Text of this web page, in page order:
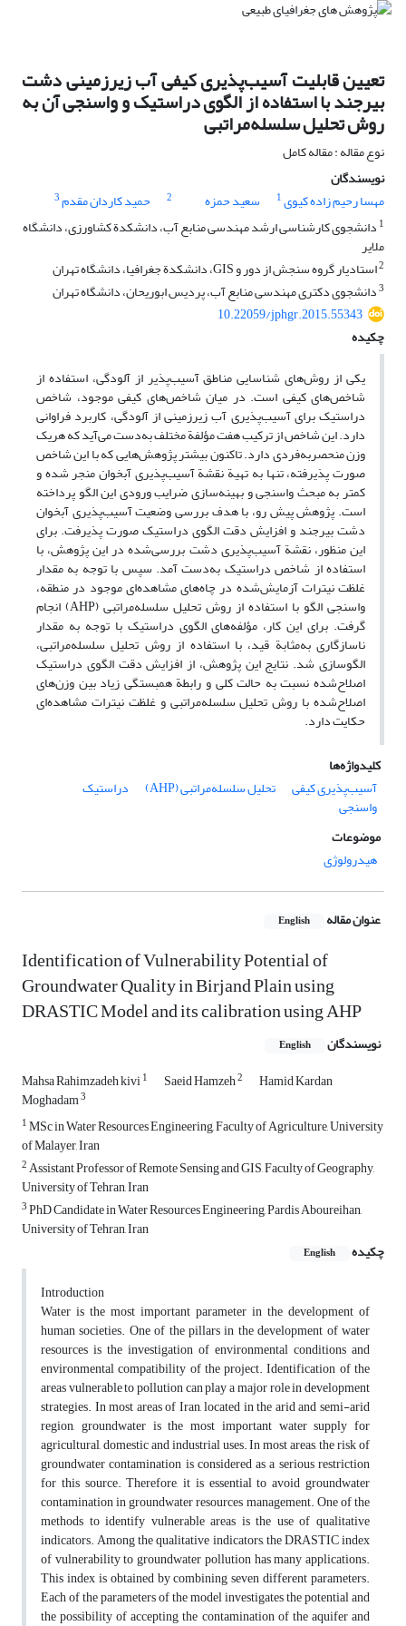
تعیین قابلیت آسیب‌پذیری کیفی آب زیرزمینی دشت
بیرجند با استفاده از الگوی دراستیک و واسنجی آن به
روش تحلیل سلسله‌مراتبی
نوع مقاله : مقاله کامل
نویسندگان
مهسا رحیم زاده کیوی1 سعید حمزه 2 حمید کاردان مقدم3
1 دانشجوی کارشناسی ارشد مهندسی منابع آب، دانشکدة کشاورزی، دانشگاه
ملایر
2استادیار گروه سنجش از دور و GIS، دانشکدة جغرافیا، دانشگاه تهران
3دانشجوی دکتری مهندسی منابع آب، پردیس ابوریحان، دانشگاه تهران
10.22059/jphgr.2015.55343
چکیده
یکی از روش‌های شناسایی مناطق آسیب‌پذیر از آلودگی، استفاده از
شاخص‌های کیفی است. در میان شاخص‌های کیفی موجود، شاخص
دراستیک برای آسیب‌پذیری آب زیرزمینی از آلودگی، کاربرد فراوانی
دارد. این شاخص از ترکیب هفت مؤلفة مختلف به‌دست می‌آید که هریک
وزن منحصر‌به‌فردی دارد. تاکنون بیشتر پژوهش‌هایی که با این شاخص
صورت پذیرفته، تنها به تهیة نقشة آسیب‌پذیری آبخوان منجر شده و
کمتر به مبحث واسنجی و بهینه‌سازی ضرایب ورودی این الگو پرداخته
است. پژوهش پیش رو، با هدف بررسی وضعیت آسیب‌پذیری آبخوان
دشت بیرجند و افزایش دقت الگوی دراستیک صورت پذیرفت. برای
این منظور، نقشة آسیب‌پذیری دشت بررسی‌شده در این پژوهش، با
استفاده از شاخص دراستیک به‌دست آمد. سپس با توجه به مقدار
غلظت نیترات آزمایش‌شده در چاه‌های مشاهده‌ای موجود در منطقه،
واسنجی الگو با استفاده از روش تحلیل سلسله‌مراتبی (AHP) انجام
گرفت. برای این کار، مؤلفه‌های الگوی دراستیک با توجه به مقدار
ناسازگاری به‌مثابة قید، با استفاده از روش تحلیل سلسله‌مراتبی،
الگوسازی شد. نتایج این پژوهش، از افزایش دقت الگوی دراستیک
اصلاح‌شده نسبت به حالت کلی و رابطة همبستگی زیاد بین وزن‌های
اصلاح‌شده با روش تحلیل سلسله‌مراتبی و غلظت نیترات مشاهده‌ای
حکایت دارد.
کلیدواژه‌ها
آسیب‌پذیری کیفی
تحلیل سلسله‌مراتبی (AHP) دراستیک
واسنجی
موضوعات
هیدرولوژی
عنوان مقاله English
Identification of Vulnerability Potential of
Groundwater Quality in Birjand Plain using
DRASTIC Model and its calibration using AHP
نویسندگان English
Mahsa Rahimzadeh kivi1 Saeid Hamzeh2 Hamid Kardan
Moghadam3
1MSc in Water Resources Engineering, Faculty of Agriculture, University
of Malayer, Iran
2Assistant Professor of Remote Sensing and GIS, Faculty of Geography,
University of Tehran, Iran
3PhD Candidate in Water Resources Engineering, Pardis Aboureihan,
University of Tehran, Iran
چکیده
English
Introduction
Water is the most important parameter in the development of
human societies. One of the pillars in the development of water
resources is the investigation of environmental conditions and
environmental compatibility of the project. Identification of the
areas vulnerable to pollution can play a major role in development
strategies. In most areas of Iran, located in the arid and semi-arid
region, groundwater is the most important water supply for
agricultural, domestic and industrial uses. In most areas, the risk of
groundwater contamination is considered as a serious restriction
for this source. Therefore, it is essential to avoid groundwater
contamination in groundwater resources management. One of the
methods to identify vulnerable areas is the use of qualitative
indicators. Among the qualitative indicators, the DRASTIC index
of vulnerability to groundwater pollution has many applications.
This index is obtained by combining seven different parameters.
Each of the parameters of the model investigates the potential and
the possibility of accepting the contamination of the aquifer and